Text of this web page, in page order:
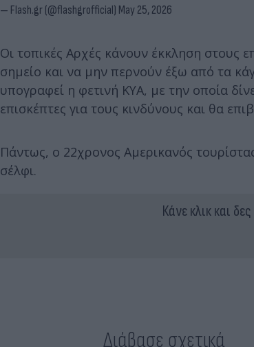
— Flash.gr (@flashgrofficial) May 25, 2026
Οι τοπικές Αρχές κάνουν έκκληση στους
σημείο και να μην περνούν έξω από τα
υπογραφεί η φετινή ΚΥΑ, με την οποία
επισκέπτες για τους κινδύνους και θα
Πάντως, ο 22χρονος Αμερικανός
σέλφι.
Κάνε κλικ και
Διάβασε σχετικά